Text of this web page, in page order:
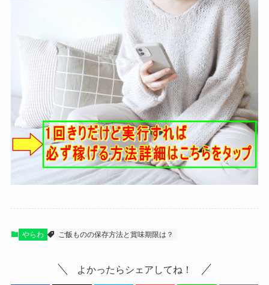
やらわ ご飯ものの保存方法と賞味期限は？
よかったらシェアしてね！